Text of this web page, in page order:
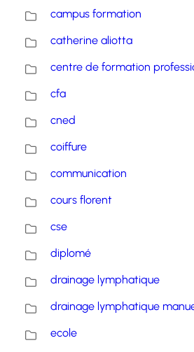
campus formation
catherine aliotta
centre de formation
cfa
cned
coiffure
communication
cours florent
cse
diplomé
drainage lymphatique
drainage lymphatique
ecole